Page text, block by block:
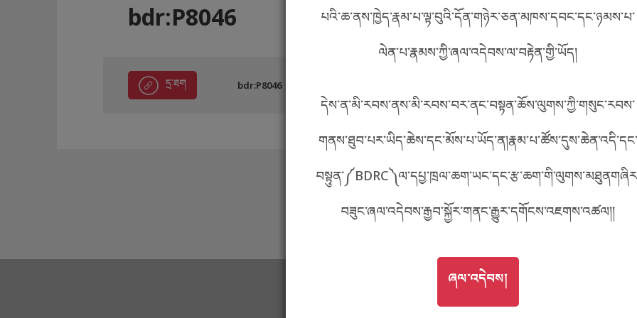
བོད་ཡིག
English
ភាសាខ្មែរ
པའི་ཆ་ནས་ཁྱེད་རྣམ་པ་ལྟ་བུའི་དོན་གཉེར་ཅན་མཁས་དབང་དང་ཉམས་པ་
ལེན་པ་རྣམས་ཀྱི་ཞལ་འདེབས་ལ་བརྟེན་གྱི་ཡོད།
དེས་ན་མི་རབས་ནས་མི་རབས་བར་ནང་བསྟན་ཆོས་ལུགས་ཀྱི་གསུང་རབས་
གནས་ཐུབ་པར་ཡིད་ཆེས་དང་མོས་པ་ཡོད་ན།རྣམ་པ་ཚོས་དུས་ཆེན་འདི་དང་
བཟུང་ཞལ་འདེབས་རྒྱབ་སྐྱོར་གནང་རྒྱུར་དགོངས་འཇགས་འཚལ།།
GO TOཞལ་འདེབས།
ཞལ་འདེབས།
bdr:P8046
དྲ་ཐག bdr:P8046